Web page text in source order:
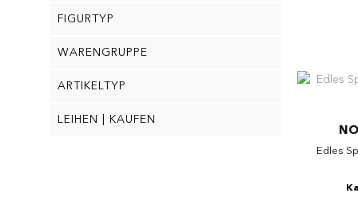
FIGURTYP
WARENGRUPPE
ARTIKELTYP
LEIHEN | KAUFEN
Edles